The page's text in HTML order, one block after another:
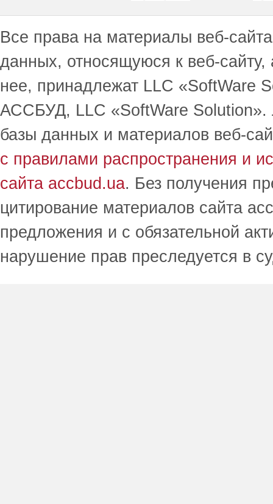
Все права на материалы веб-
данных, относящуюся к веб-
нее, принадлежат LLC
АССБУД, LLC «SoftWare Solution».
базы данных и материалов веб-
с правилами распространения и
сайта accbud.ua. Без получения
цитирование материалов сайта
предложения и с обязательной
нарушение прав преследуется в